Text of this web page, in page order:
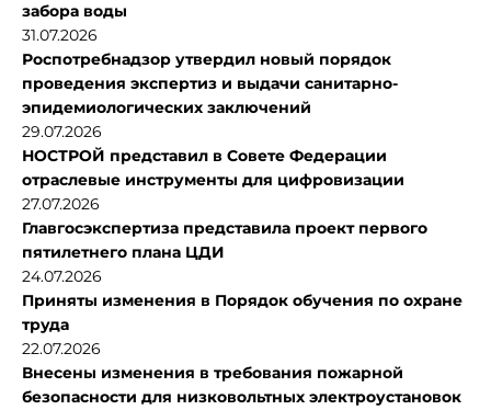
забора воды
31.07.2026
Роспотребнадзор утвердил новый порядок
проведения экспертиз и выдачи санитарно-
эпидемиологических заключений
29.07.2026
НОСТРОЙ представил в Совете Федерации
отраслевые инструменты для цифровизации
27.07.2026
Главгосэкспертиза представила проект первого
пятилетнего плана ЦДИ
24.07.2026
Приняты изменения в Порядок обучения по охране
труда
22.07.2026
Внесены изменения в требования пожарной
безопасности для низковольтных электроустановок